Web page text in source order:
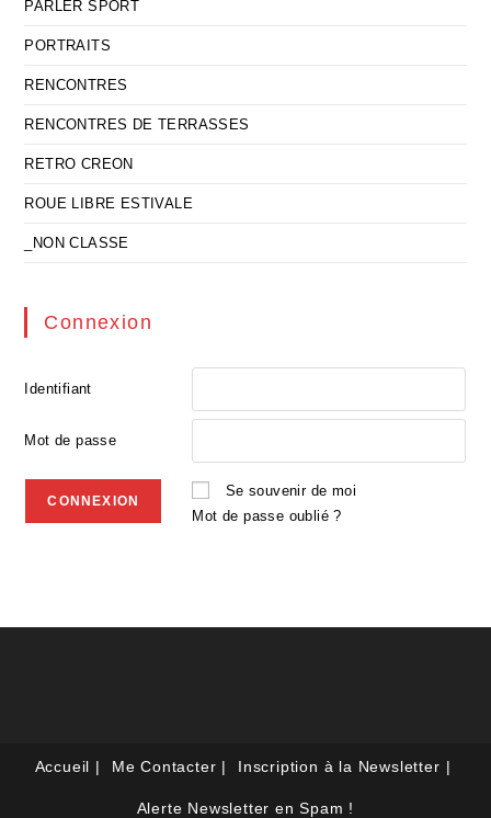
PARLER SPORT
PORTRAITS
RENCONTRES
RENCONTRES DE TERRASSES
RETRO CREON
ROUE LIBRE ESTIVALE
_NON CLASSE
Connexion
Identifiant
Mot de passe
Se souvenir de moi
Mot de passe oublié ?
Accueil Me Contacter Inscription à la Newsletter
Alerte Newsletter en Spam !